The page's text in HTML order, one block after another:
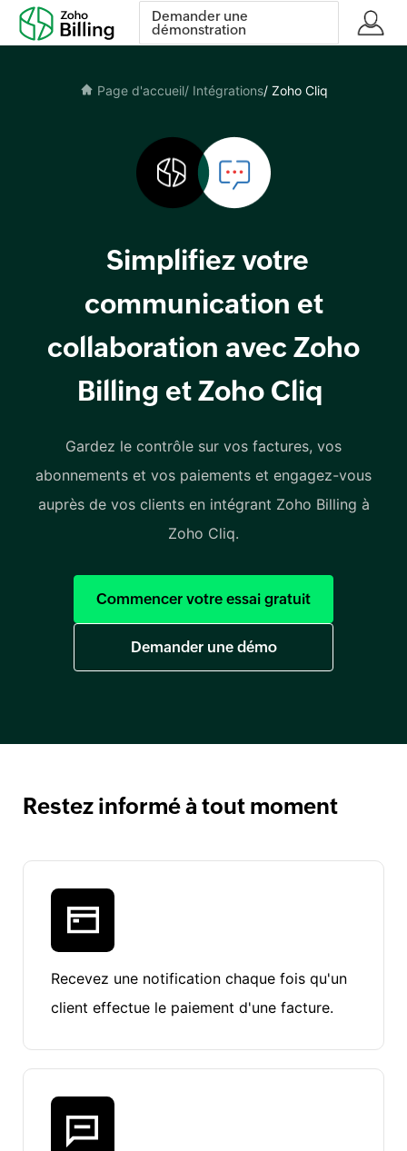
Demander une
démonstration
Page d'accueil/ Intégrations/ Zoho Cliq
Simplifiez votre
communication et
collaboration avec Zoho
Billing et Zoho Cliq
Gardez le contrôle sur vos factures, vos
abonnements et vos paiements et engagez-vous
auprès de vos clients en intégrant Zoho Billing à
Zoho Cliq.
Commencer votre essai gratuit
Demander une démo
Restez informé à tout moment
Recevez une notification chaque fois qu'un
client effectue le paiement d'une facture.